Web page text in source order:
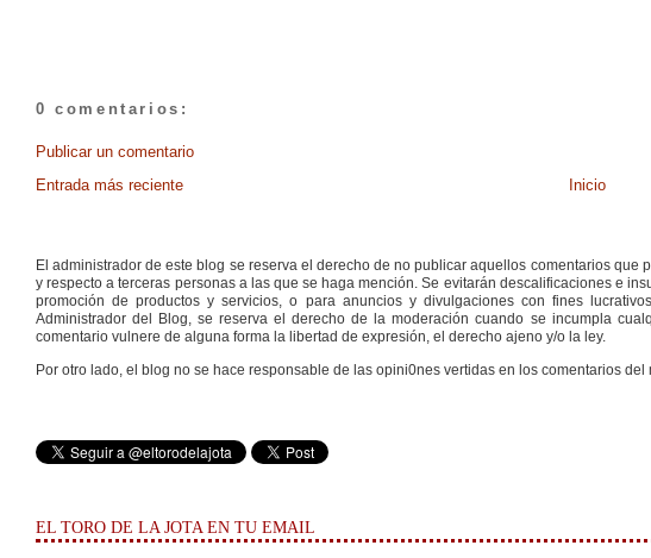
0 comentarios:
Publicar un comentario
Entrada más reciente
Inicio
El administrador de este blog se reserva el derecho de no publicar aquellos comentarios
y respecto a terceras personas a las que se haga mención. Se evitarán descalificaciones e
promoción de productos y servicios, o para anuncios y divulgaciones con fines
Administrador del Blog, se reserva el derecho de la moderación cuando se incumpla
comentario vulnere de alguna forma la libertad de expresión, el derecho ajeno y/o la ley.
Por otro lado, el blog no se hace responsable de las opini0nes vertidas en los comentarios
EL TORO DE LA JOTA EN TU EMAIL